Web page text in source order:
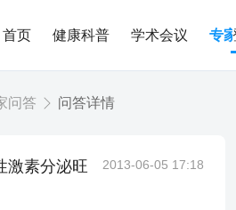
首页 健康科普 学术会议 专
问答 问答详情
激素分泌旺
2013-06-05 17:18